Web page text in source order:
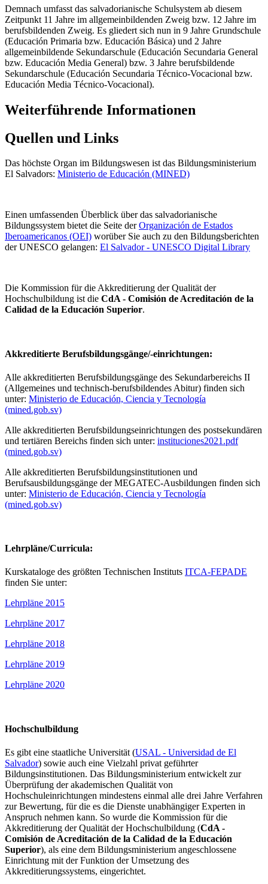
Demnach umfasst das salvadorianische Schulsystem ab diesem
Zeitpunkt 11 Jahre im allgemeinbildenden Zweig bzw. 12 Jahre im
berufsbildenden Zweig. Es gliedert sich nun in 9 Jahre Grundschule
(Educación Primaria bzw. Educación Básica) und 2 Jahre
allgemeinbildende Sekundarschule (Educación Secundaria General
bzw. Educación Media General) bzw. 3 Jahre berufsbildende
Sekundarschule (Educación Secundaria Técnico-Vocacional bzw.
Educación Media Técnico-Vocacional).
Weiterführende Informationen
Quellen und Links
Das höchste Organ im Bildungswesen ist das Bildungsministerium
El Salvadors: Ministerio de Educación (MINED)
Einen umfassenden Überblick über das salvadorianische
Bildungssystem bietet die Seite derOrganización de Estados
Iberoamericanos (OEI) worüber Sie auch zu den Bildungsberichten
der UNESCO gelangen: El Salvador - UNESCO Digital Library
Die Kommission für die Akkreditierung der Qualität der
Hochschulbildung ist die CdA - Comisión de Acreditación de la
Calidad de la Educación Superior.
Akkreditierte Berufsbildungsgänge/-einrichtungen:
Alle akkreditierten Berufsbildungsgänge des Sekundarbereichs II
(Allgemeines und technisch-berufsbildendes Abitur) finden sich
unter: Ministerio de Educación, Ciencia y Tecnología
(mined.gob.sv)
Alle akkreditierten Berufsbildungseinrichtungen des postsekundären
und tertiären Bereichs finden sich unter: instituciones2021.pdf
(mined.gob.sv)
Alle akkreditierten Berufsbildungsinstitutionen und
Berufsausbildungsgänge der MEGATEC-Ausbildungen finden sich
unter: Ministerio de Educación, Ciencia y Tecnología
(mined.gob.sv)
Lehrpläne/Curricula:
Kurskataloge des größten Technischen Instituts ITCA-FEPADE
finden Sie unter:
Lehrpläne 2015
Lehrpläne 2017
Lehrpläne 2018
Lehrpläne 2019
Lehrpläne 2020
Hochschulbildung
Es gibt eine staatliche Universität (USAL - Universidad de El
Salvador) sowie auch eine Vielzahl privat geführter
Bildungsinstitutionen. Das Bildungsministerium entwickelt zur
Überprüfung der akademischen Qualität von
Hochschuleinrichtungen mindestens einmal alle drei Jahre Verfahren
zur Bewertung, für die es die Dienste unabhängiger Experten in
Anspruch nehmen kann. So wurde die Kommission für die
Akkreditierung der Qualität der Hochschulbildung (CdA -
Comisión de Acreditación de la Calidad de la Educación
Superior), als eine dem Bildungsministerium angeschlossene
Einrichtung mit der Funktion der Umsetzung des
Akkreditierungssystems, eingerichtet.